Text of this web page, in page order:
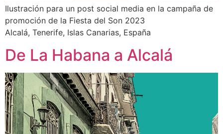
Ilustración para un post social media en la campaña de
promoción de la Fiesta del Son 2023
Alcalá, Tenerife, Islas Canarias, España
De La Habana a Alcalá